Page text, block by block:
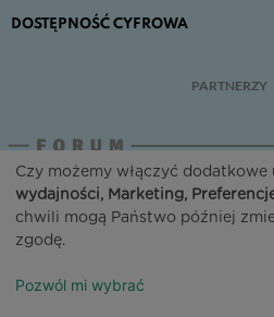
DOSTĘPNOŚĆ CYFROWA
PARTNERZY
Czy możemy włączyć dodatkowe
wydajności, Marketing,
chwili mogą Państwo później
zgodę.
Pozwól mi wybrać